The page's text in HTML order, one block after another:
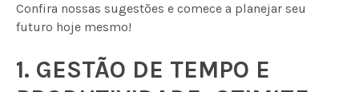
Confira nossas sugestões e comece a planejar seu
futuro hoje mesmo!
1. GESTÃO DE TEMPO E